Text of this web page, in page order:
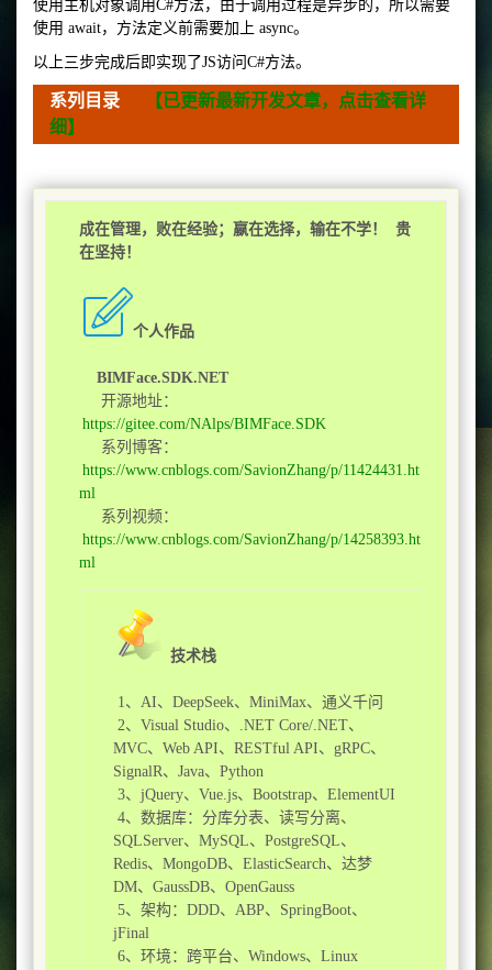
使用主机对象调用C#方法，由于调用过程是异步的，所以需要
使用 await，方法定义前需要加上 async。
以上三步完成后即实现了JS访问C#方法。
系列目录
【已更新最新开发文章，点击查看详
细】
成在管理，败在经验；嬴在选择，输在不学！ 贵
在坚持！
个人作品
BIMFace.SDK.NET
开源地址：
https://gitee.com/NAlps/BIMFace.SDK
系列博客：
https://www.cnblogs.com/SavionZhang/p/11424431.ht
ml
系列视频：
https://www.cnblogs.com/SavionZhang/p/14258393.ht
ml
技术栈
1、AI、DeepSeek、MiniMax、通义千问
2、Visual Studio、.NET Core/.NET、
MVC、Web API、RESTful API、gRPC、
SignalR、Java、Python
3、jQuery、Vue.js、Bootstrap、ElementUI
4、数据库：分库分表、读写分离、
SQLServer、MySQL、PostgreSQL、
Redis、MongoDB、ElasticSearch、达梦
DM、GaussDB、OpenGauss
5、架构：DDD、ABP、SpringBoot、
jFinal
6、环境：跨平台、Windows、Linux